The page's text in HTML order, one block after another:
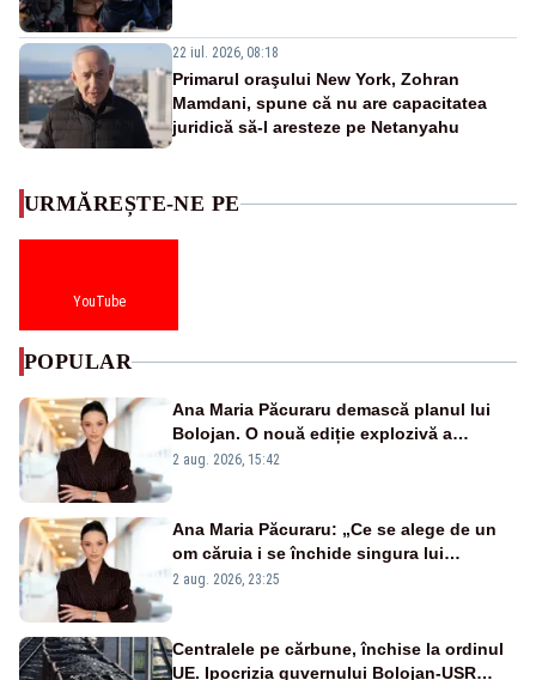
22 iul. 2026, 08:18
Primarul oraşului New York, Zohran
Mamdani, spune că nu are capacitatea
juridică să-l aresteze pe Netanyahu
URMĂREȘTE-NE PE
YouTube
POPULAR
Ana Maria Păcuraru demască planul lui
Bolojan. O nouă ediție explozivă a
emisiunii „Miza Zilei” la Realitatea PLUS
2 aug. 2026, 15:42
Ana Maria Păcuraru: „Ce se alege de un
om căruia i se închide singura lui
portiță?”
2 aug. 2026, 23:25
Centralele pe cărbune, închise la ordinul
UE. Ipocrizia guvernului Bolojan-USR